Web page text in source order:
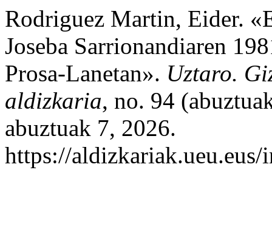
Rodriguez Martin, Eider.
Joseba Sarrionandiaren
Prosa-Lanetan». Uztaro.
aldizkaria, no. 94
abuztuak 7, 2026.
https://